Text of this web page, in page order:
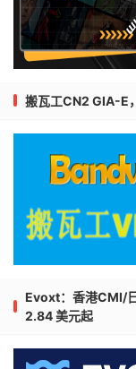
搬瓦工CN2 GIA-E
Evoxt：香港CMI/
2.84 美元起